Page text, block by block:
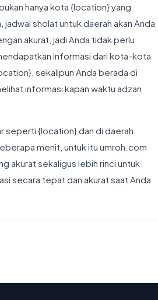
hanya kota {location} yang
sholat untuk daerah akan Anda
akurat, jadi Anda tidak perlu
informasi dari kota-kota
sekalipun Anda berada di
informasi kapan waktu adzan
seperti {location} dan di daerah
menit, untuk itu umroh.com
akurat sekaligus lebih rinci untuk
secara tepat dan akurat saat Anda